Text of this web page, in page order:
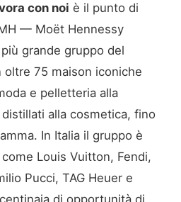
con noi è il punto di
— Moët Hennessy
grande gruppo del
oltre 75 maison iconiche
e pelletteria alla
alla cosmetica, fino
In Italia il gruppo è
Louis Vuitton, Fendi,
Pucci, TAG Heuer e